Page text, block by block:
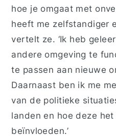
hoe je omgaat met
heeft me zelfstandiger
vertelt ze. ‘Ik heb
andere omgeving te
te passen aan nieuwe
Daarnaast ben ik me
van de politieke
landen en hoe deze
beïnvloeden.’